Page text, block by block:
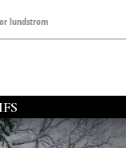
lundstrom